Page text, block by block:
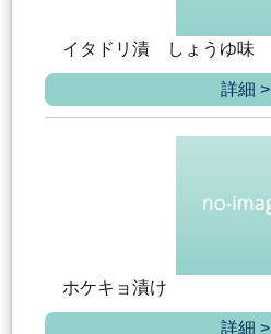
イタドリ漬 しょうゆ味
詳細 >
ホケキョ漬け
詳細 >